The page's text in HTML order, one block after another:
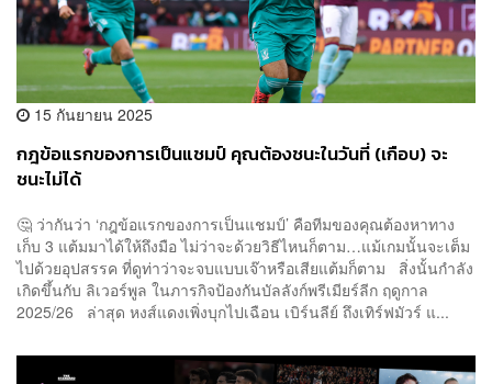
15 กันยายน 2025
กฎข้อแรกของการเป็นแชมป์ คุณต้องชนะในวันที่ (เกือบ) จะ
ชนะไม่ได้
🤔 ว่ากันว่า ‘กฎข้อแรกของการเป็นแชมป์’ คือทีมของคุณต้องหาทาง
เก็บ 3 แต้มมาได้ให้ถึงมือ ไม่ว่าจะด้วยวิธีไหนก็ตาม…แม้เกมนั้นจะเต็ม
ไปด้วยอุปสรรค ที่ดูท่าว่าจะจบแบบเจ๊าหรือเสียแต้มก็ตาม สิ่งนั้นกำลัง
เกิดขึ้นกับ ลิเวอร์พูล ในภารกิจป้องกันบัลลังก์พรีเมียร์ลีก ฤดูกาล
2025/26 ล่าสุด หงส์แดงเพิ่งบุกไปเฉือน เบิร์นลีย์ ถึงเทิร์ฟมัวร์ แ...